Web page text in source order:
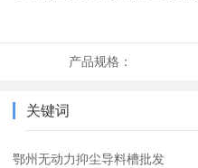
产品规格：
关键词
鄂州无动力抑尘导料槽批发